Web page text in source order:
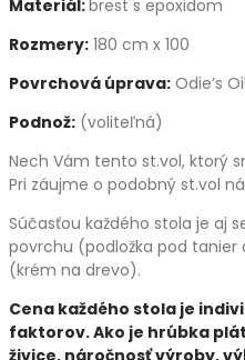
Materiál:brest s epoxidom
Rozmery: 180 cm x 100
Povrchová úprava: Odie’s Oil
Podnož: (voliteľná)
Nech Vám tento st.vol, ktorý
Pri záujme o podobný st.vol
Súčasťou každého stola je aj
povrchu (podložka pod tanier
(krém na drevo).
Cena každého stola je
faktorov. Ako je hrúbka
živice, náročnosť výroby,